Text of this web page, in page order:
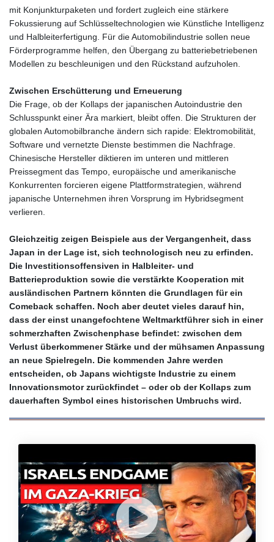
mit Konjunkturpaketen und fordert zugleich eine stärkere
Fokussierung auf Schlüsseltechnologien wie Künstliche Intelligenz
und Halbleiterfertigung. Für die Automobilindustrie sollen neue
Förderprogramme helfen, den Übergang zu batteriebetriebenen
Modellen zu beschleunigen und den Rückstand aufzuholen.
Zwischen Erschütterung und Erneuerung
Die Frage, ob der Kollaps der japanischen Autoindustrie den
Schlusspunkt einer Ära markiert, bleibt offen. Die Strukturen der
globalen Automobilbranche ändern sich rapide: Elektromobilität,
Software und vernetzte Dienste bestimmen die Nachfrage.
Chinesische Hersteller diktieren im unteren und mittleren
Preissegment das Tempo, europäische und amerikanische
Konkurrenten forcieren eigene Plattformstrategien, während
japanische Unternehmen ihren Vorsprung im Hybridsegment
verlieren.
Gleichzeitig zeigen Beispiele aus der Vergangenheit, dass
Japan in der Lage ist, sich technologisch neu zu erfinden.
Die Investitionsoffensiven in Halbleiter‑ und
Batterieproduktion sowie die verstärkte Kooperation mit
ausländischen Partnern könnten die Grundlagen für ein
Comeback schaffen. Noch aber deutet vieles darauf hin,
dass der einst unangefochtene Weltmarktführer sich in einer
schmerzhaften Zwischenphase befindet: zwischen dem
Verlust überkommener Stärke und der mühsamen Anpassung
an neue Spielregeln. Die kommenden Jahre werden
entscheiden, ob Japans wichtigste Industrie zu einem
Innovationsmotor zurückfindet – oder ob der Kollaps zum
dauerhaften Symbol eines historischen Umbruchs wird.